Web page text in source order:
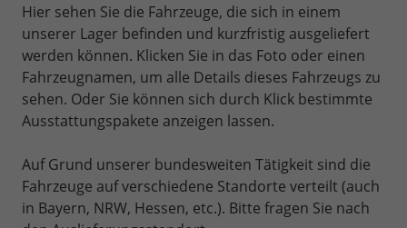
Hier sehen Sie die Fahrzeuge, die sich in einem
unserer Lager befinden und kurzfristig ausgeliefert
werden können. Klicken Sie in das Foto oder einen
Fahrzeugnamen, um alle Details dieses Fahrzeugs zu
sehen. Oder Sie können sich durch Klick bestimmte
Ausstattungspakete anzeigen lassen.
Auf Grund unserer bundesweiten Tätigkeit sind die
Fahrzeuge auf verschiedene Standorte verteilt (auch
in Bayern, NRW, Hessen, etc.). Bitte fragen Sie nach